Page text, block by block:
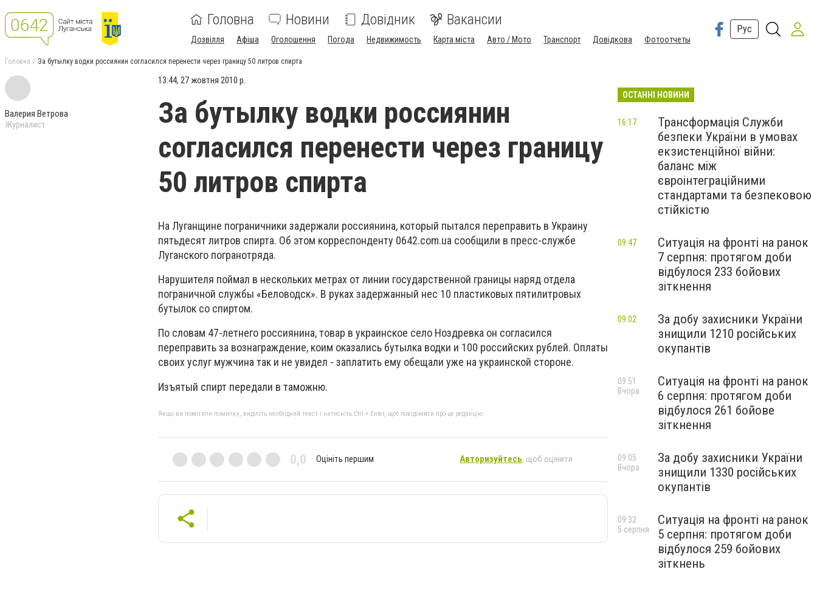
Головна Новини Довідник Вакансии
Дозвілля Афіша Оголошення Погода Недвижимость Карта міста Авто / Мото Транспорт Довідкова Фотоотчеты
Рус
Головна За бутылку водки россиянин согласился перенести через границу 50 литров спирта
Валерия Ветрова
Журналист
13:44, 27 жовтня 2010 р.
За бутылку водки россиянин
согласился перенести через границу
50 литров спирта
На Луганщине пограничники задержали россиянина, который пытался переправить в Украину
пятьдесят литров спирта. Об этом корреспонденту 0642.com.ua сообщили в пресс-службе
Луганского погранотряда.
Нарушителя поймал в нескольких метрах от линии государственной границы наряд отдела
пограничной службы «Беловодск». В руках задержанный нес 10 пластиковых пятилитровых
бутылок со спиртом.
По словам 47-летнего россиянина, товар в украинское село Ноздревка он согласился
переправить за вознаграждение, коим оказались бутылка водки и 100 российских рублей. Оплаты
своих услуг мужчина так и не увидел - заплатить ему обещали уже на украинской стороне.
Изъятый спирт передали в таможню.
Якщо ви помітили помилку, виділіть необхідний текст і натисніть Ctrl + Enter, щоб повідомити про це редакцію
0,0 Оцініть першим Авторизуйтесь, щоб оцінити
ОСТАННІ НОВИНИ
Трансформація Служби
безпеки України в умовах
екзистенційної війни:
баланс між
євроінтеграційними
стандартами та безпековою
стійкістю
16:17
Ситуація на фронті на ранок
7 серпня: протягом доби
відбулося 233 бойових
зіткнення
09:47
За добу захисники України
знищили 1210 російських
окупантів
09:02
Ситуація на фронті на ранок
6 серпня: протягом доби
відбулося 261 бойове
зіткнення
09:51
Вчора
За добу захисники України
знищили 1330 російських
окупантів
09:05
Вчора
Ситуація на фронті на ранок
5 серпня: протягом доби
відбулося 259 бойових
зіткнень
09:32
5 серпня